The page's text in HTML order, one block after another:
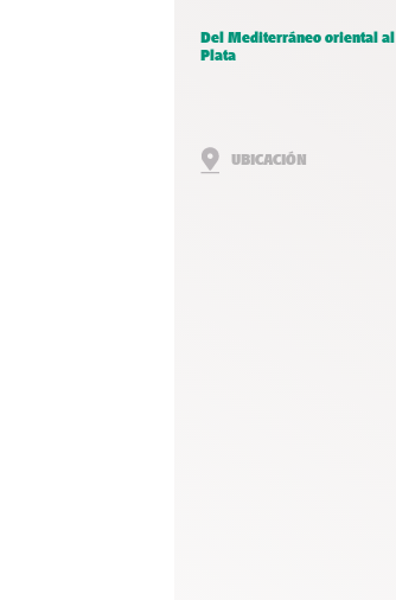
Del Mediterráneo oriental al
Plata
UBICACIÓN